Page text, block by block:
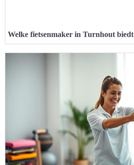
Welke fietsenmaker in Turnhout biedt